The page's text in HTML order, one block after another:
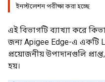
ইনস্টলেশন পরীক্ষা করা হচ্ছে
এই বিভাগটি ব্যাখ্যা করে
জন্য Apigee Edge-এ একটি
প্রয়োজনীয় উপাদানগুলি
হয়।